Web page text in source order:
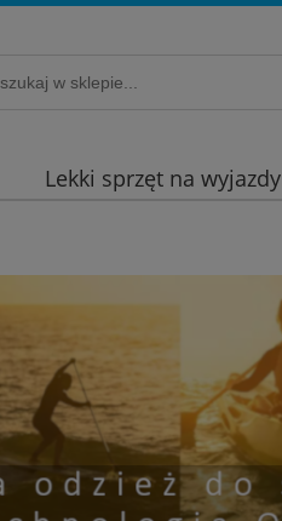
Lekki sprzęt na wyjazdy